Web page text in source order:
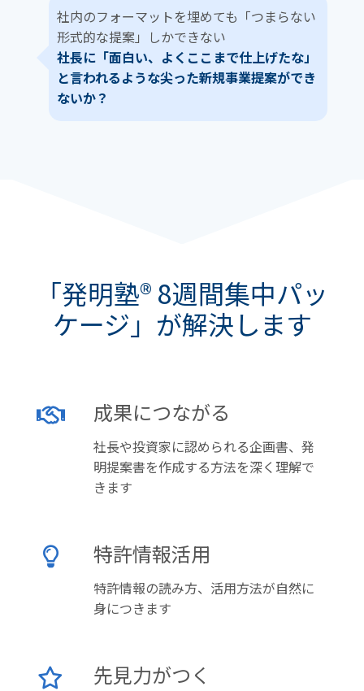
社内のフォーマットを埋めても「つまらない
形式的な提案」しかできない
社長に「面白い、よくここまで仕上げたな」
と言われるような尖った新規事業提案ができ
ないか？
「発明塾® 8週間集中パッ
ケージ」が解決します
成果につながる
社長や投資家に認められる企画書、発
明提案書を作成する方法を深く理解で
きます
特許情報活用
特許情報の読み方、活用方法が自然に
身につきます
先見力がつく